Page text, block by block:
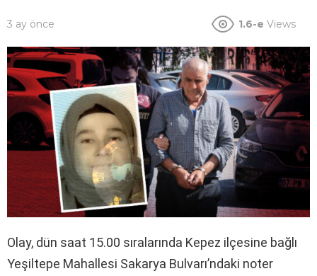
3 ay önce 1.6-e Views
Olay, dün saat 15.00 sıralarında Kepez ilçesine bağlı
Yeşiltepe Mahallesi Sakarya Bulvarı’ndaki noter